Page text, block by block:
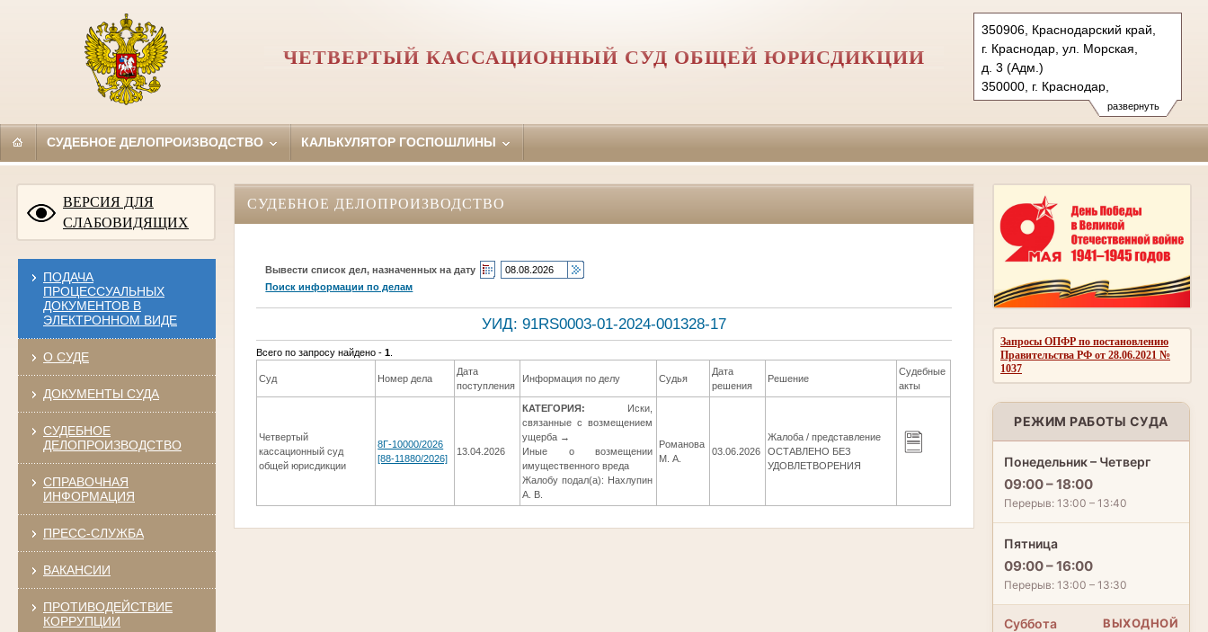
развернуть
350906, Краснодарский край,
г. Краснодар, ул. Морская,
д. 3 (Адм.)
350000, г. Краснодар,
ул. Красная, д.113 (Уг.)
350907, г. Краснодар,
Тел.: (861) 219-24-00
ЧЕТВЕРТЫЙ КАССАЦИОННЫЙ СУД ОБЩЕЙ ЮРИСДИКЦИИ
СУДЕБНОЕ ДЕЛОПРОИЗВОДСТВО КАЛЬКУЛЯТОР ГОСПОШЛИНЫ
ВЕРСИЯ ДЛЯ
СЛАБОВИДЯЩИХ
ПОДАЧА
ПРОЦЕССУАЛЬНЫХ
ДОКУМЕНТОВ В
ЭЛЕКТРОННОМ ВИДЕ
О СУДЕ
ДОКУМЕНТЫ СУДА
СУДЕБНОЕ
ДЕЛОПРОИЗВОДСТВО
СПРАВОЧНАЯ
ИНФОРМАЦИЯ
ПРЕСС-СЛУЖБА
ВАКАНСИИ
ПРОТИВОДЕЙСТВИЕ
КОРРУПЦИИ
Запросы ОПФР по постановлению
Правительства РФ от 28.06.2021 №
1037
РЕЖИМ РАБОТЫ СУДА
Понедельник – Четверг
09:00 – 18:00
Перерыв: 13:00 – 13:40
Пятница
09:00 – 16:00
Перерыв: 13:00 – 13:30
Суббота ВЫХОДНОЙ
СУДЕБНОЕ ДЕЛОПРОИЗВОДСТВО
Вывести список дел, назначенных на дату
Поиск информации по делам
УИД: 91RS0003-01-2024-001328-17
Всего по запросу найдено -1
Суд Номер дела
Дата
поступления
Информация по делу Судья
Дата
решения
Решение
Судебные
акты
Четвертый
кассационный суд
общей юрисдикции
8Г-10000/2026
[88-11880/2026]
13.04.2026
КАТЕГОРИЯ: Иски,
связанные с возмещением
ущерба →
Иные о возмещении
имущественного вреда
Жалобу подал(а): Нахлупин
А. В.
Романова
М. А.
03.06.2026
Жалоба / представление
ОСТАВЛЕНО БЕЗ
УДОВЛЕТВОРЕНИЯ